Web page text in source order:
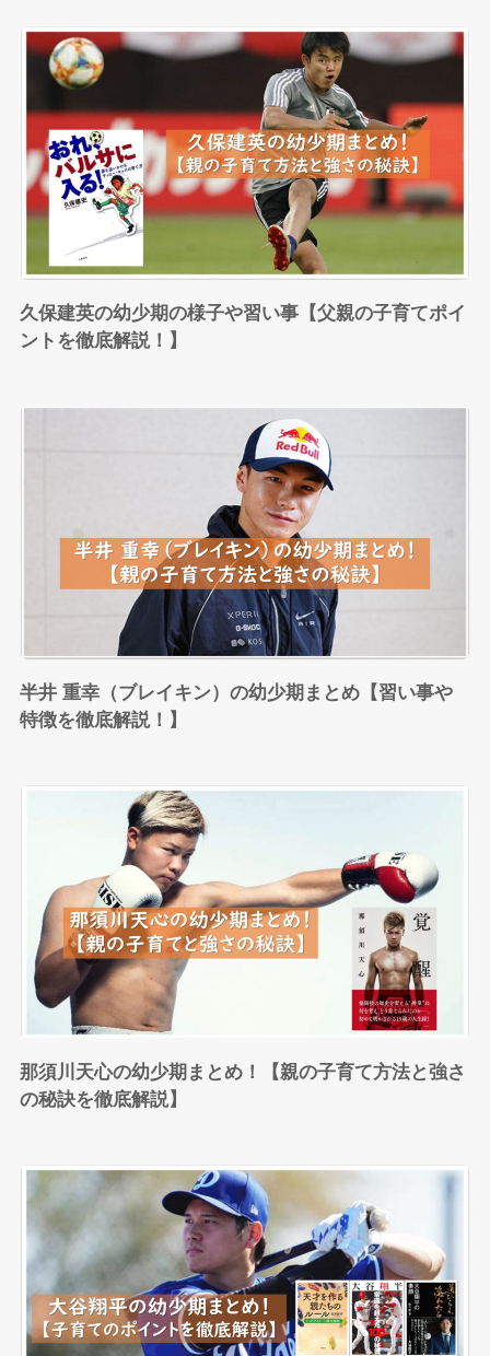
久保建英の幼少期の様子や習い事【父親の子育てポイ
ントを徹底解説！】
半井 重幸（ブレイキン）の幼少期まとめ【習い事や
特徴を徹底解説！】
那須川天心の幼少期まとめ！【親の子育て方法と強さ
の秘訣を徹底解説】